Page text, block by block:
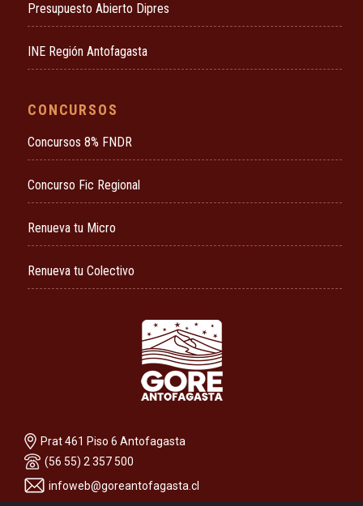
Presupuesto Abierto Dipres
INE Región Antofagasta
CONCURSOS
Concursos 8% FNDR
Concurso Fic Regional
Renueva tu Micro
Renueva tu Colectivo
Prat 461 Piso 6 Antofagasta
(56 55) 2 357 500
infoweb@goreantofagasta.cl